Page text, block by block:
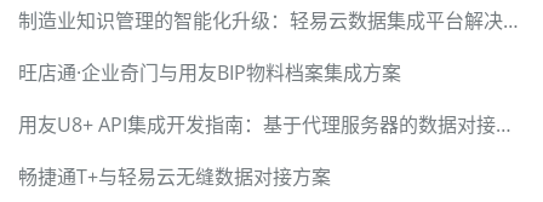
制造业知识管理的智能化升级：轻易云数据集成平台解决方案
旺店通·企业奇门与用友BIP物料档案集成方案
用友U8+ API集成开发指南：基于代理服务器的数据对接方案
畅捷通T+与轻易云无缝数据对接方案